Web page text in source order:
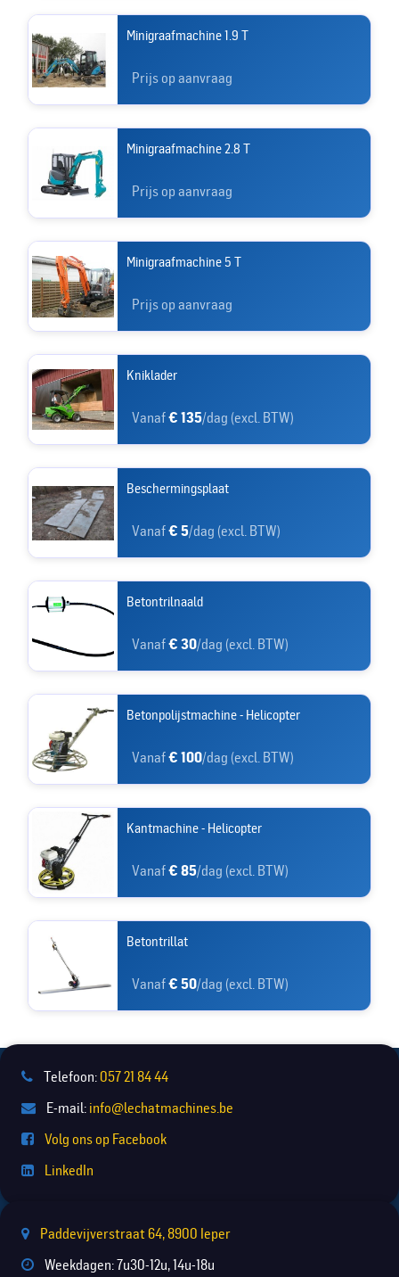
Minigraafmachine 1.9 T
Prijs op aanvraag
Minigraafmachine 2.8 T
Prijs op aanvraag
Minigraafmachine 5 T
Prijs op aanvraag
Kniklader
Vanaf€ 135/dag (excl. BTW)
Beschermingsplaat
Vanaf€ 5/dag (excl. BTW)
Betontrilnaald
Vanaf€ 30/dag (excl. BTW)
Betonpolijstmachine - Helicopter
Vanaf€ 100/dag (excl. BTW)
Kantmachine - Helicopter
Vanaf€ 85/dag (excl. BTW)
Betontrillat
Vanaf€ 50/dag (excl. BTW)
Telefoon: 057 21 84 44
E-mail: info@lechatmachines.be
Volg ons op Facebook
LinkedIn
Paddevijverstraat 64, 8900 Ieper
Weekdagen: 7u30-12u, 14u-18u